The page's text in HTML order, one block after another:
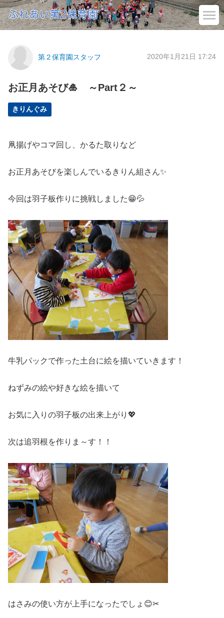
第２保育園スタッフ 2020年1月21日 17:24
お正月あそび🎍 ～Part２～
きりんぐみ
凧揚げやコマ回し、かるた取りなど
お正月あそびを楽しんでいるきりん組さん✨
今回は羽子板作りに挑戦しました😁💦
牛乳パックで作った土台に絵を描いていきます！
ねずみの絵や好きな絵を描いて
お気に入りの羽子板の出来上がり💖
次は追羽根を作りま～す！！
はさみの使い方が上手になったでしょ😊✂